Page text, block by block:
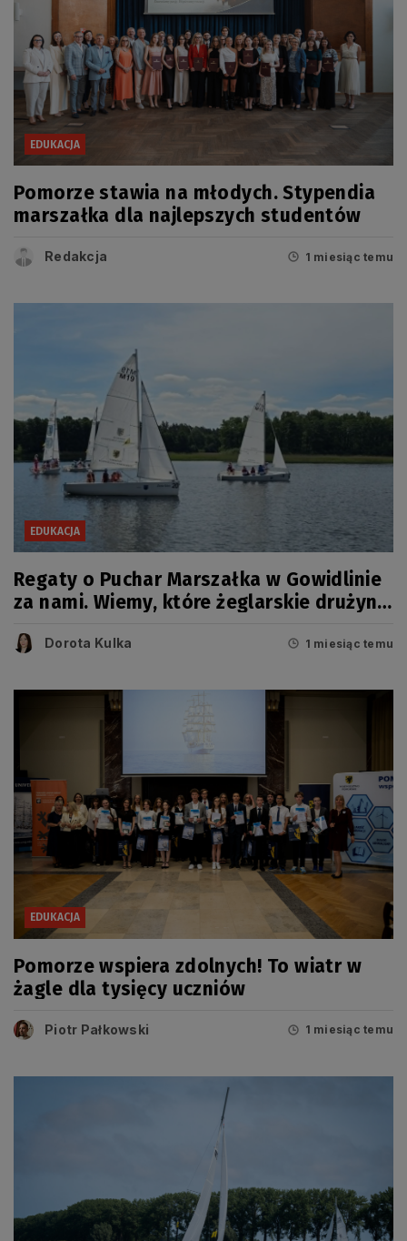
EDUKACJA
Pomorze stawia na młodych. Stypendia
marszałka dla najlepszych studentów
Redakcja 1 miesiąc temu
EDUKACJA
Regaty o Puchar Marszałka w Gowidlinie
za nami. Wiemy, które żeglarskie drużyny
Dorota Kulka 1 miesiąc temu
EDUKACJA
Pomorze wspiera zdolnych! To wiatr w
żagle dla tysięcy uczniów
Piotr Pałkowski 1 miesiąc temu